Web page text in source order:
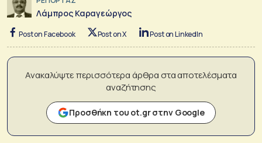
Λάμπρος Καραγεώργος
Post on Facebook Post on X Post on LinkedIn
Ανακαλύψτε περισσότερα άρθρα στα αποτελέσματα
αναζήτησης
Προσθήκη του ot.gr στην Google